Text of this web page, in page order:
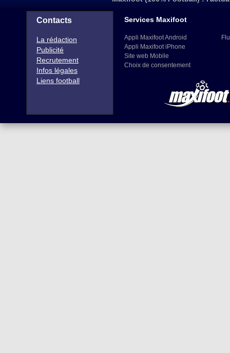
Contacts
La rédaction
Publicité
Recrutement
Infos légales
Liens football
Services Maxifoot
Appli Maxifoot Android
Appli Maxifoot iPhone
Site web Mobile
Choix de consentement